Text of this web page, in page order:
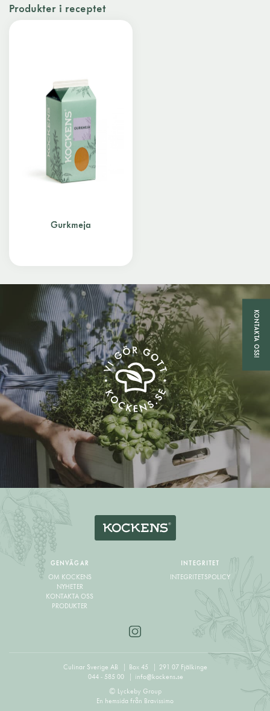
Produkter i receptet
Gurkmeja
GENVÄGAR
OM KOCKENS
NYHETER
KONTAKTA OSS
PRODUKTER
INTEGRITET
INTEGRITETSPOLICY
© Lyckeby Group
Culinar Sverige AB Box 45
291 07 Fjälkinge
044 - 585 00
info@kockens.se
En hemsida från Bravissimo
KONTAKTA OSS!